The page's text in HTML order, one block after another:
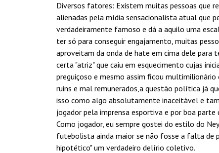
Diversos fatores: Existem muitas pessoas que
alienadas pela mídia sensacionalista atual que
verdadeiramente famoso e dá a aquilo uma
ter só para conseguir engajamento, muitas
aproveitam da onda de hate em cima dele para
certa "atriz" que caiu em esquecimento cujas
preguiçoso e mesmo assim ficou
ruins e mal remunerados,a questão política já
isso como algo absolutamente inaceitável e
jogador pela imprensa esportiva e por boa
Como jogador, eu sempre gostei do estilo do
futebolista ainda maior se não fosse a falta de
hipotético" um verdadeiro delírio coletivo.